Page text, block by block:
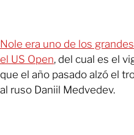
Nole era uno de los
el US Open, del cual es el
que el año pasado alzó el
al ruso Daniil Medvedev.